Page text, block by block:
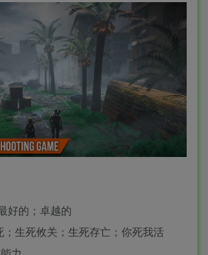
好的；卓越的
；生死攸关；生死存亡；你死我活